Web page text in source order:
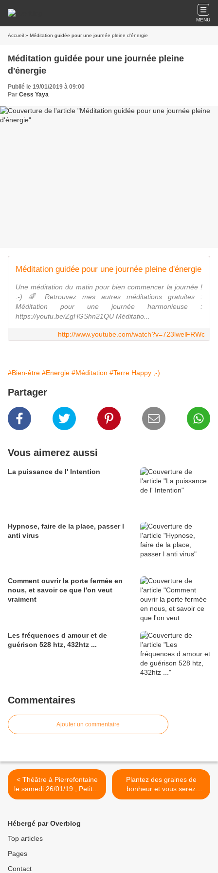
MENU
Accueil » Méditation guidée pour une journée pleine d'énergie
Méditation guidée pour une journée pleine
d'énergie
Publié le 19/01/2019 à 09:00
Par Cess Yaya
Méditation guidée pour une journée pleine d'énergie
Une méditation du matin pour bien commencer la journée !
:-) 🌈 Retrouvez mes autres méditations gratuites :
Méditation pour une journée harmonieuse :
https://youtu.be/ZgHGShn21QU Méditatio...
http://www.youtube.com/watch?v=723lwelFRWc
#Bien-être #Energie #Méditation #Terre Happy ;-)
Partager
Vous aimerez aussi
La puissance de l' Intention
Hypnose, faire de la place, passer l
anti virus
Comment ouvrir la porte fermée en
nous, et savoir ce que l'on veut
vraiment
Les fréquences d amour et de
guérison 528 htz, 432htz ...
Commentaires
Ajouter un commentaire
< Théâtre à Pierrefontaine
le samedi 26/01/19 , Petites
histoires de la medecine, Dr
Plantez des graines de
bonheur et vous serez
heureux >
Hébergé par Overblog
Top articles
Pages
Contact